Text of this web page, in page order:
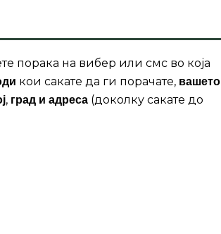
порака на вибер или смс во која
кои сакате да ги порачате, вашето
, град и адреса (доколку сакате до